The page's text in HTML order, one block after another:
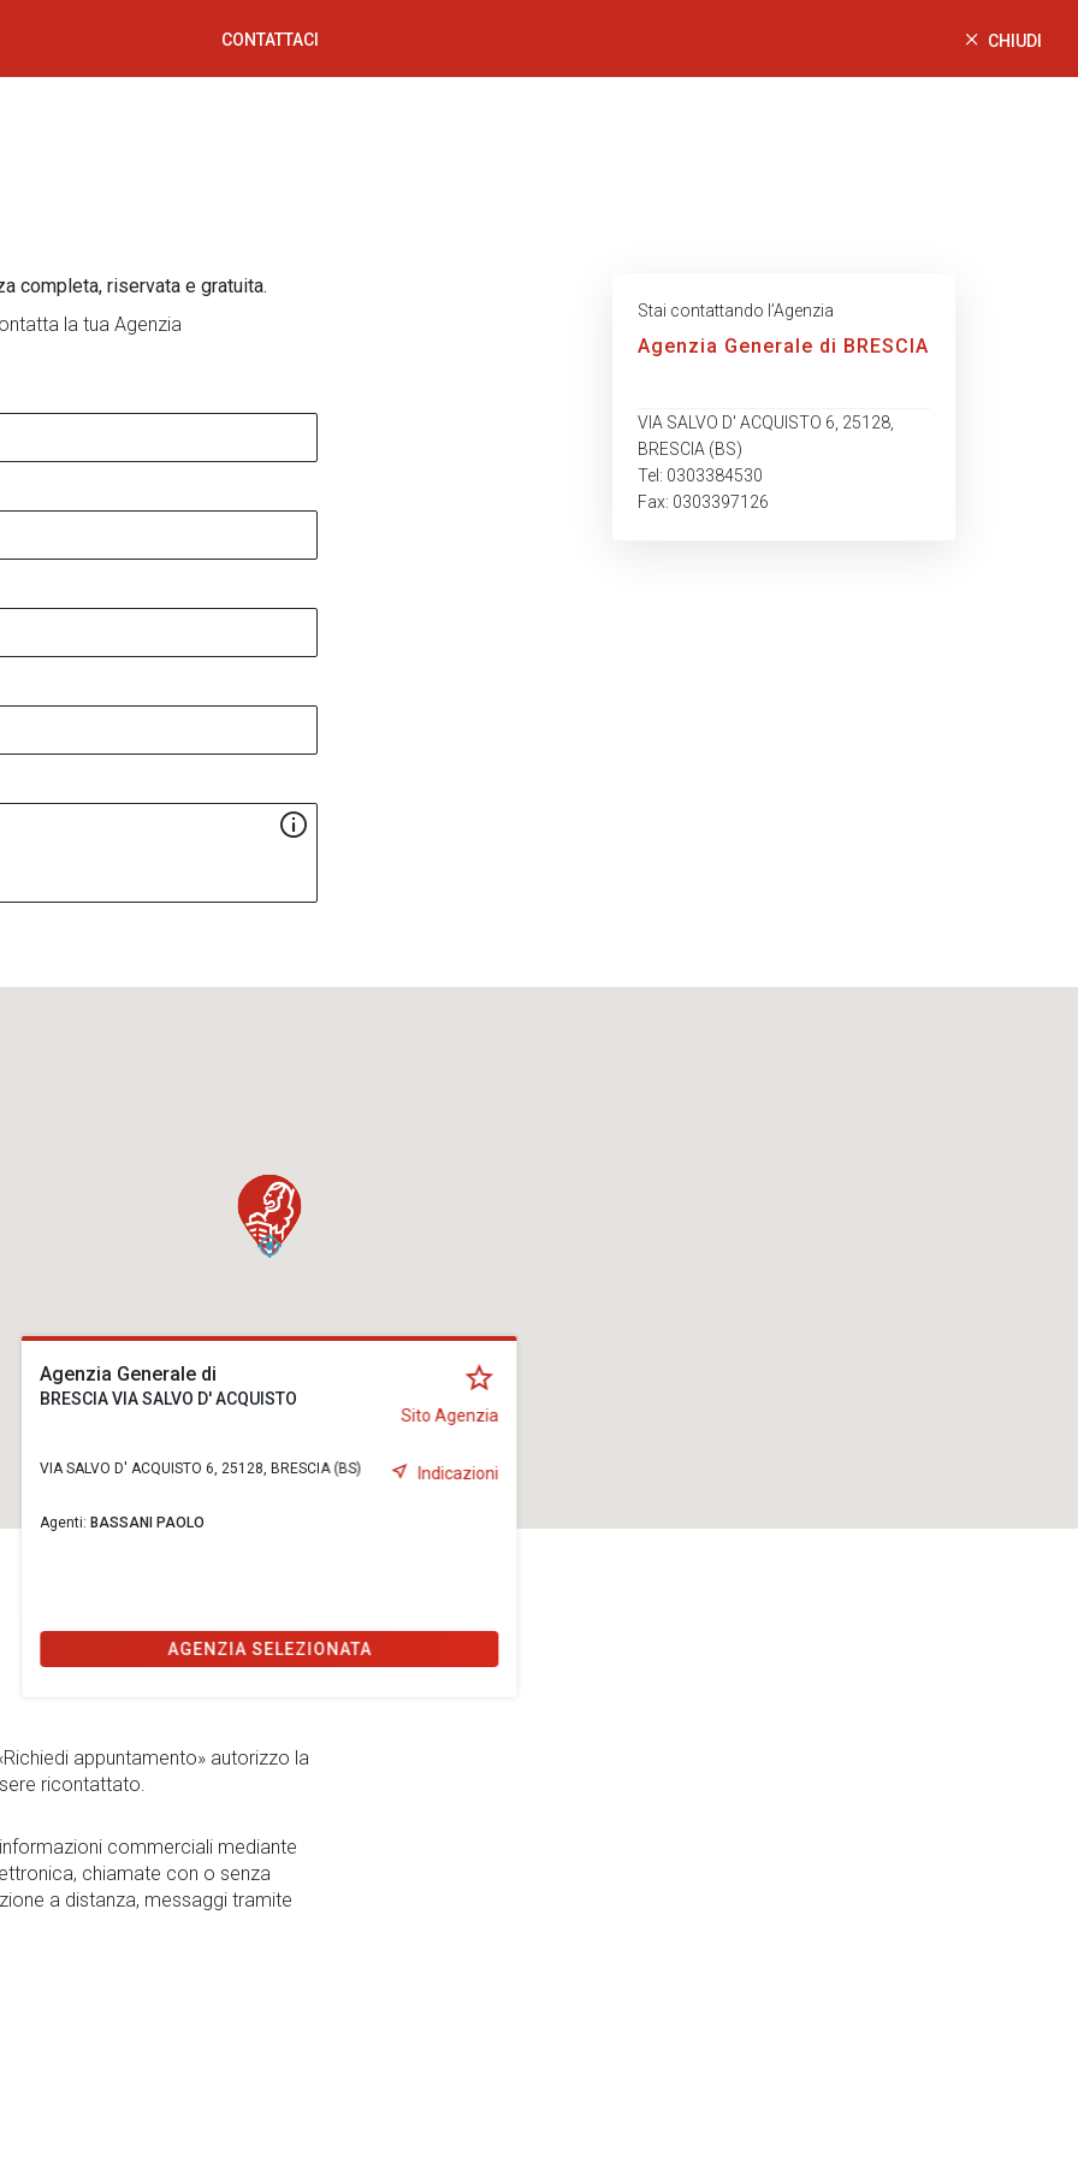
CONTATTACI CHIUDI
completa, riservata e gratuita.
la tua Agenzia
Stai contattando l’Agenzia
Agenzia Generale di BRESCIA
VIA SALVO D' ACQUISTO 6, 25128,
BRESCIA (BS)
Tel: 0303384530
Fax: 0303397126
Agenzia Generale di
BRESCIA VIA SALVO D' ACQUISTO
Sito Agenzia
VIA SALVO D' ACQUISTO 6, 25128, BRESCIA (BS) Indicazioni
Agenti: BASSANI PAOLO
AGENZIA SELEZIONATA
appuntamento» autorizzo la
ricontattato.
commerciali mediante
chiamate con o senza
a distanza, messaggi tramite